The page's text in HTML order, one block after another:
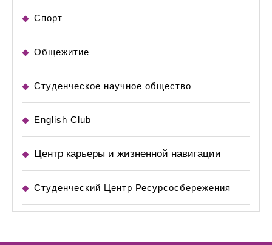
Спорт
Общежитие
Студенческое научное общество
English Club
Центр карьеры и жизненной навигации
Студенческий Центр Ресурсосбережения